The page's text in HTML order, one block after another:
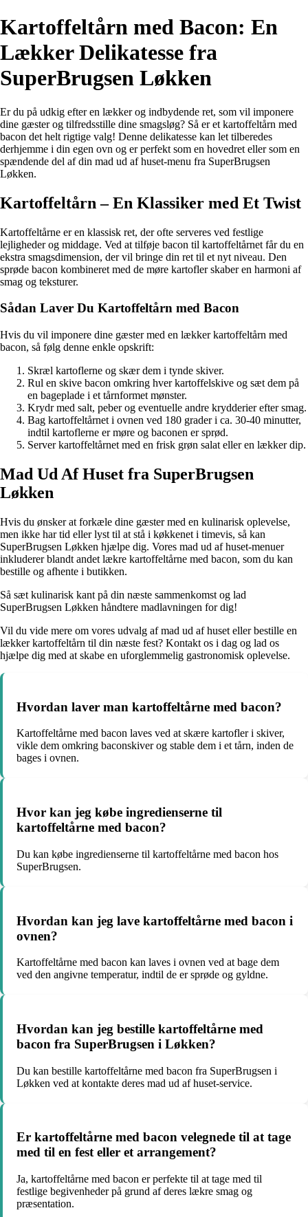
Kartoffeltårn med Bacon: En
Lækker Delikatesse fra
SuperBrugsen Løkken
Er du på udkig efter en lækker og indbydende ret, som vil imponere
dine gæster og tilfredsstille dine smagsløg? Så er et kartoffeltårn med
bacon det helt rigtige valg! Denne delikatesse kan let tilberedes
derhjemme i din egen ovn og er perfekt som en hovedret eller som en
spændende del af din mad ud af huset-menu fra SuperBrugsen
Løkken.
Kartoffeltårn – En Klassiker med Et Twist
Kartoffeltårne er en klassisk ret, der ofte serveres ved festlige
lejligheder og middage. Ved at tilføje bacon til kartoffeltårnet får du en
ekstra smagsdimension, der vil bringe din ret til et nyt niveau. Den
sprøde bacon kombineret med de møre kartofler skaber en harmoni af
smag og teksturer.
Sådan Laver Du Kartoffeltårn med Bacon
Hvis du vil imponere dine gæster med en lækker kartoffeltårn med
bacon, så følg denne enkle opskrift:
Skræl kartoflerne og skær dem i tynde skiver.
Rul en skive bacon omkring hver kartoffelskive og sæt dem på
en bageplade i et tårnformet mønster.
Krydr med salt, peber og eventuelle andre krydderier efter smag.
Bag kartoffeltårnet i ovnen ved 180 grader i ca. 30-40 minutter,
indtil kartoflerne er møre og baconen er sprød.
Server kartoffeltårnet med en frisk grøn salat eller en lækker dip.
Mad Ud Af Huset fra SuperBrugsen
Løkken
Hvis du ønsker at forkæle dine gæster med en kulinarisk oplevelse,
men ikke har tid eller lyst til at stå i køkkenet i timevis, så kan
SuperBrugsen Løkken hjælpe dig. Vores mad ud af huset-menuer
inkluderer blandt andet lækre kartoffeltårne med bacon, som du kan
bestille og afhente i butikken.
Så sæt kulinarisk kant på din næste sammenkomst og lad
SuperBrugsen Løkken håndtere madlavningen for dig!
Vil du vide mere om vores udvalg af mad ud af huset eller bestille en
lækker kartoffeltårn til din næste fest? Kontakt os i dag og lad os
hjælpe dig med at skabe en uforglemmelig gastronomisk oplevelse.
Hvordan laver man kartoffeltårne med bacon?
Kartoffeltårne med bacon laves ved at skære kartofler i skiver,
vikle dem omkring baconskiver og stable dem i et tårn, inden de
bages i ovnen.
Hvor kan jeg købe ingredienserne til
kartoffeltårne med bacon?
Du kan købe ingredienserne til kartoffeltårne med bacon hos
SuperBrugsen.
Hvordan kan jeg lave kartoffeltårne med bacon i
ovnen?
Kartoffeltårne med bacon kan laves i ovnen ved at bage dem
ved den angivne temperatur, indtil de er sprøde og gyldne.
Hvordan kan jeg bestille kartoffeltårne med
bacon fra SuperBrugsen i Løkken?
Du kan bestille kartoffeltårne med bacon fra SuperBrugsen i
Løkken ved at kontakte deres mad ud af huset-service.
Er kartoffeltårne med bacon velegnede til at tage
med til en fest eller et arrangement?
Ja, kartoffeltårne med bacon er perfekte til at tage med til
festlige begivenheder på grund af deres lækre smag og
præsentation.